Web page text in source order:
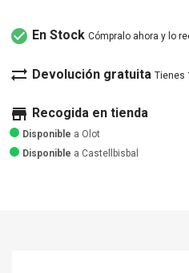
check_circle En Stock Cómpralo ahora y lo
sync_alt Devolución gratuita Tienes
store Recogida en tienda
Disponible a Olot
Disponible a Castellbisbal